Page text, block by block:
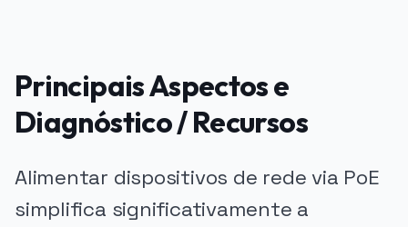
Principais Aspectos e
Diagnóstico / Recursos
Alimentar dispositivos de rede via PoE
simplifica significativamente a